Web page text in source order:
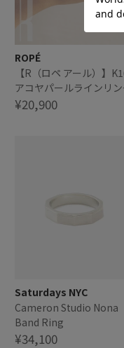
ROPÉ
【R（ロペ アール）】
アコヤパールラインリ
¥20,900
Saturdays NYC
Cameron Studio Nona
Band Ring
¥34,100